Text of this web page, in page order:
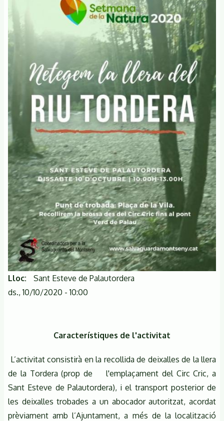
aprova
una
moció
de
la
presentació
de
la
ILP-
Montseny
Lloc
Sant Esteve de Palautordera
ds., 10/10/2020 - 10:00
Característiques de l'activitat
L’activitat consistirà en la recollida de deixalles de la llera
de la Tordera (prop de l'emplaçament del Circ Cric, a
Sant Esteve de Palautordera), i el transport posterior de
les deixalles trobades a un abocador autoritzat, acordat
prèviament amb l’Ajuntament, a més de la localització